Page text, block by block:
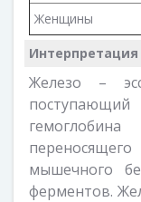
Женщины
Интерпретация
Железо –
мышечного
ферментов.